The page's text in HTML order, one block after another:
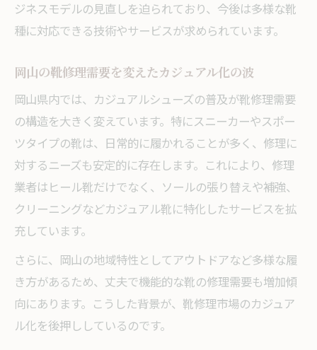
靴修理で叶える長く使う暮らしの実践事例
岡山の靴修理店が提案する新しい生活様式
靴修理で地域住民の悩みに応えるポイント
カジュアル化時代に対応した修理ビジネス戦略
靴修理ビジネスのカジュアル化対応法を解
説
スニーカー需要増加で変わる靴修理戦略
靴修理店が今取り組むべき多角化サービス
安定集客のために活用したい靴修理口コミ
戦略
新時代に合った靴修理店のマーケティング
手法
岡山発・靴修理で実現する安定開業のポイント
靴修理で安定収入を目指す開業準備の方法
ジネスモデルの見直しを迫られており、今後は多様な靴
種に対応できる技術やサービスが求められています。
岡山の靴修理需要を変えたカジュアル化の波
岡山県内では、カジュアルシューズの普及が靴修理需要
の構造を大きく変えています。特にスニーカーやスポー
ツタイプの靴は、日常的に履かれることが多く、修理に
対するニーズも安定的に存在します。これにより、修理
業者はヒール靴だけでなく、ソールの張り替えや補強、
クリーニングなどカジュアル靴に特化したサービスを拡
充しています。
さらに、岡山の地域特性としてアウトドアなど多様な履
き方があるため、丈夫で機能的な靴の修理需要も増加傾
向にあります。こうした背景が、靴修理市場のカジュア
ル化を後押ししているのです。